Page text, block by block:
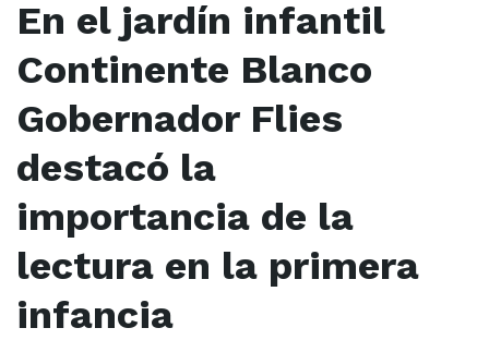
En el jardín infantil
Continente Blanco
Gobernador Flies
destacó la
importancia de la
lectura en la primera
infancia